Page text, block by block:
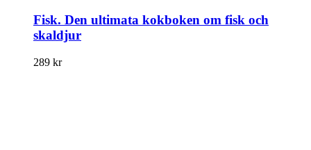
Fisk. Den ultimata kokboken om fisk och
skaldjur
289 kr